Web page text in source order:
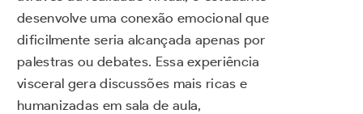
desenvolve uma conexão emocional que
dificilmente seria alcançada apenas por
palestras ou debates. Essa experiência
visceral gera discussões mais ricas e
humanizadas em sala de aula,